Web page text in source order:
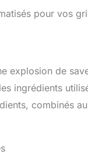
pour vos
explosion de
ingrédients
combinés